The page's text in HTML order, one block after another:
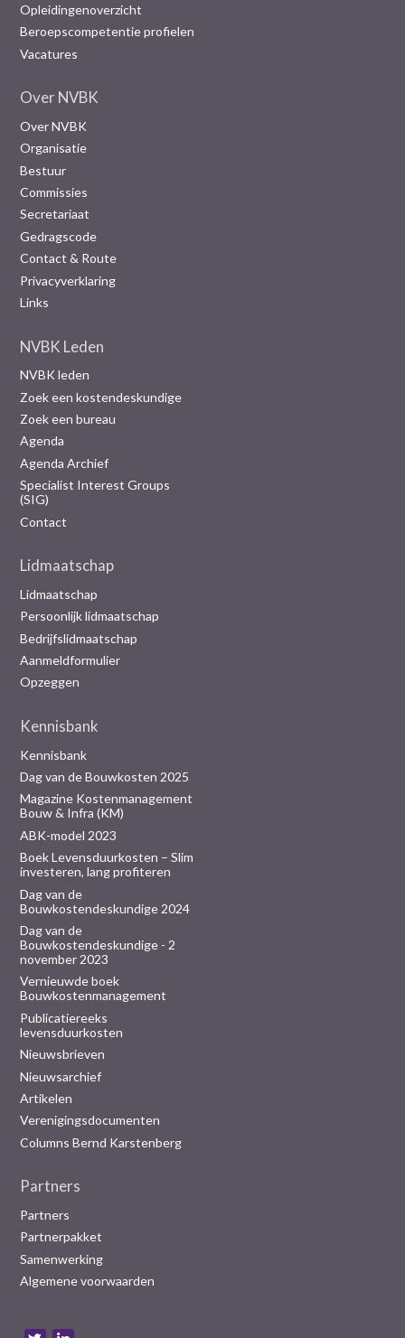
Opleidingenoverzicht
Beroepscompetentie profielen
Vacatures
Over NVBK
Over NVBK
Organisatie
Bestuur
Commissies
Secretariaat
Gedragscode
Contact & Route
Privacyverklaring
Links
NVBK Leden
NVBK leden
Zoek een kostendeskundige
Zoek een bureau
Agenda
Agenda Archief
Specialist Interest Groups
(SIG)
Contact
Lidmaatschap
Lidmaatschap
Persoonlijk lidmaatschap
Bedrijfslidmaatschap
Aanmeldformulier
Opzeggen
Kennisbank
Kennisbank
Dag van de Bouwkosten 2025
Magazine Kostenmanagement
Bouw & Infra (KM)
ABK-model 2023
Boek Levensduurkosten – Slim
investeren, lang profiteren
Dag van de
Bouwkostendeskundige 2024
Dag van de
Bouwkostendeskundige - 2
november 2023
Vernieuwde boek
Bouwkostenmanagement
Publicatiereeks
levensduurkosten
Nieuwsbrieven
Nieuwsarchief
Artikelen
Verenigingsdocumenten
Columns Bernd Karstenberg
Partners
Partners
Partnerpakket
Samenwerking
Algemene voorwaarden
B